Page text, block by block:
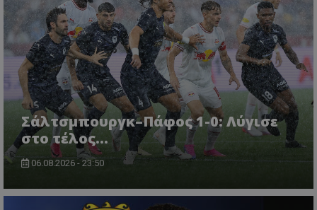
Σάλτσμπουργκ–Πάφος 1-0: Λύγισε
στο τέλος...
06.08.2026 - 23:50